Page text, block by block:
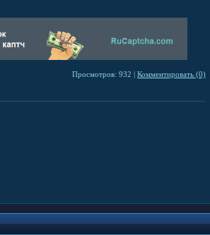
Просмотров: 932 | Комментировать (0)